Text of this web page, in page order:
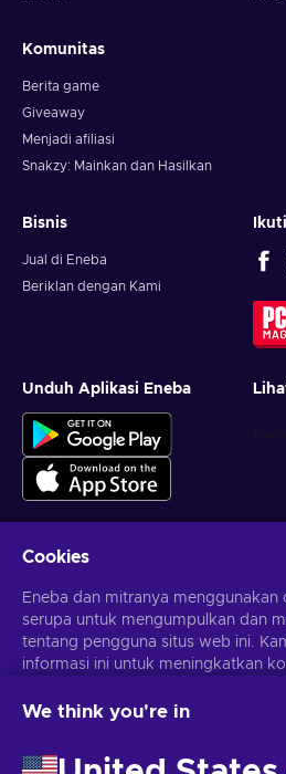
Komunitas
Berita game
Giveaway
Menjadi afiliasi
Snakzy: Mainkan dan Hasilkan
Bisnis
Jual di Eneba
Beriklan dengan Kami
Unduh Aplikasi Eneba
Kamu dapat berhenti berlangganan
Cookies
Eneba dan mitranya
serupa untuk mengumpulkan dan
tentang pengguna situs web ini.
informasi ini untuk meningkatkan
personalisasi iklan.
penggunaan teknologi ini oleh
We think you're in